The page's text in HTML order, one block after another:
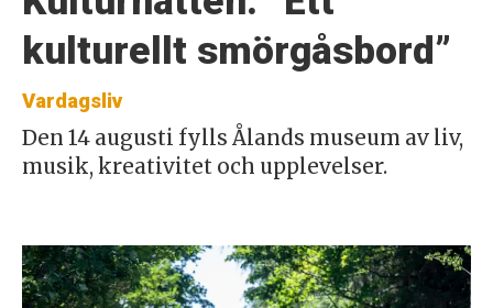
kulturellt smörgåsbord”
Vardagsliv
Den 14 augusti fylls Ålands museum av liv,
musik, kreativitet och upplevelser.